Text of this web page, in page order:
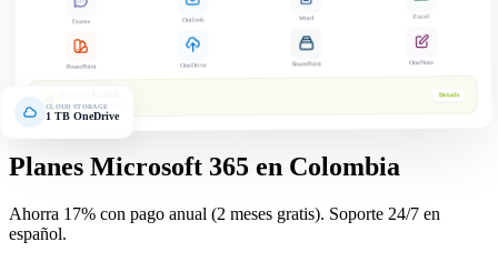
CLOUD STORAGE
1 TB OneDrive
Teams Outlook Word Excel
PowerPoint OneDrive SharePoint OneNote
All services operational
Details
Planes Microsoft 365 en Colombia
Ahorra 17% con pago anual (2 meses gratis). Soporte 24/7 en
español.